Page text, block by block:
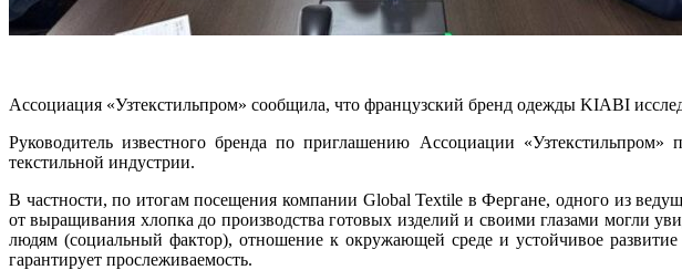
Ассоциация «Узтекстильпром» сообщила, что французский бренд одежды KIABI
Руководитель известного бренда по приглашению Ассоциации
текстильной индустрии.
В частности, по итогам посещения компании Global Textile в Фергане, одного из
от выращивания хлопка до производства готовых изделий и своими глазами могли
людям (социальный фактор), отношение к окружающей среде и устойчивое
гарантирует прослеживаемость.